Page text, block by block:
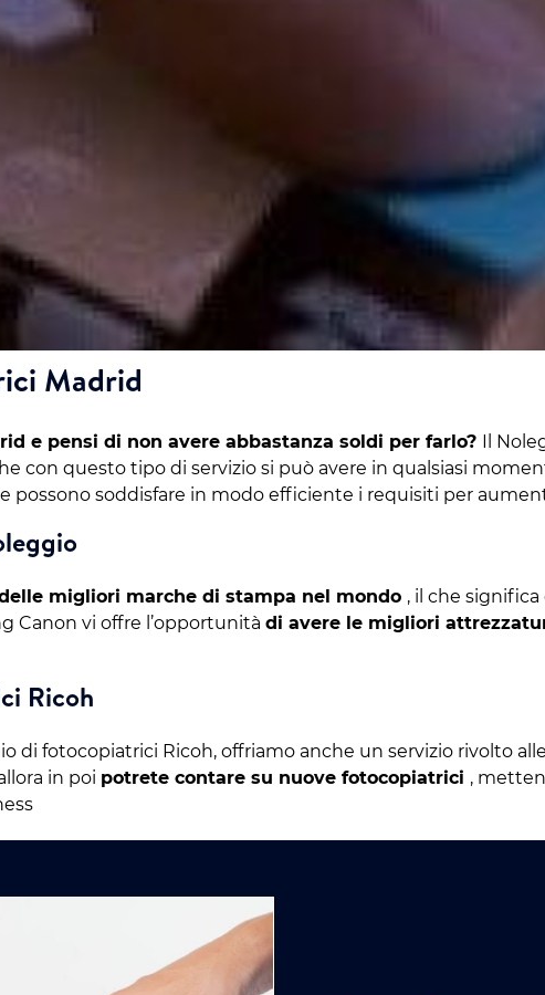
Madrid
e pensi di non avere abbastanza soldi per farlo? Il
con questo tipo di servizio si può avere in qualsiasi
possono soddisfare in modo efficiente i requisiti per
migliori marche di stampa nel mondo , il che
Canon vi offre l’opportunità di avere le migliori
Ricoh
di fotocopiatrici Ricoh, offriamo anche un servizio rivolto
in poi potrete contare su nuove fotocopiatrici ,